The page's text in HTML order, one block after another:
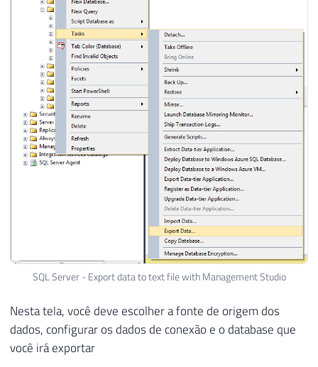
SQL Server - Export data to text file with Management Studio
Nesta tela, você deve escolher a fonte de origem dos
dados, configurar os dados de conexão e o database que
você irá exportar